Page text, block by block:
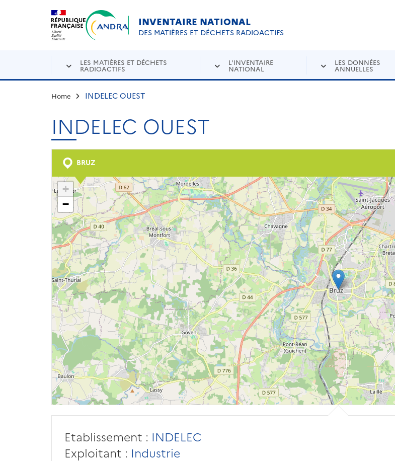
Aller au contenu principal
INVENTAIRE NATIONAL
DES MATIÈRES ET DÉCHETS RADIOACTIFS
LES MATIÈRES ET DÉCHETS
RADIOACTIFS
L'INVENTAIRE
NATIONAL
LES DONNÉES
ANNUELLES
Home INDELEC OUEST
INDELEC OUEST
BRUZ
+
−
Etablissement : INDELEC
Exploitant : Industrie